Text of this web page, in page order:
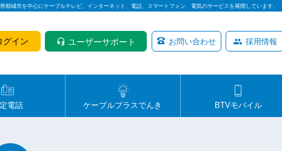
都城市を中心にケーブルテレビ、インターネット、電話、スマートフォン、電気のサービスを展開しています。
グイン ユーザーサポート お問い合わせ 採用情報
電話 ケーブルプラスでんき BTVモバイル